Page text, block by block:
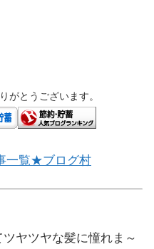
がとうございます。
一覧★ブログ村
ヤツヤな髪に憧れま～